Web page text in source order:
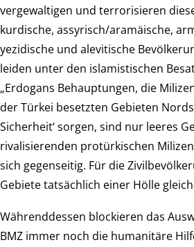
vergewaltigen und terrorisieren
kurdische, assyrisch/aramäische,
yezidische und alevitische
leiden unter den islamistischen
„Erdogans Behauptungen, die
der Türkei besetzten Gebieten
Sicherheit‘ sorgen, sind nur leeres
rivalisierenden protürkischen
sich gegenseitig. Für die
Gebiete tatsächlich einer Hölle
Währenddessen blockieren das
BMZ immer noch die humanitäre